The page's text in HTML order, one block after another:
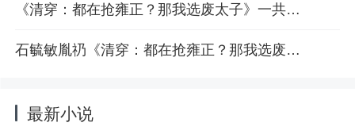
《清穿：都在抢雍正？那我选废太子》一共多少章节 石毓敏胤礽小说全章节目录
石毓敏胤礽《清穿：都在抢雍正？那我选废太子》通篇免费无需任何书豆
最新小说